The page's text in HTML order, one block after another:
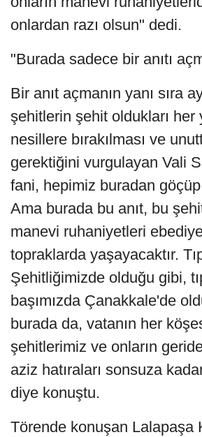
onlardan razı olsun" dedi.
"Burada sadece bir anıtı
Bir anıt açmanın yanı sıra
şehitlerin şehit oldukları her
nesillere bırakılması ve
gerektiğini vurgulayan Vali
fani, hepimiz buradan
Ama burada bu anıt, bu
manevi ruhaniyetleri
topraklarda yaşayacaktır.
Şehitliğimizde olduğu gibi,
başımızda Çanakkale'de
burada da, vatanın her
şehitlerimiz ve onların geride
aziz hatıraları sonsuza
diye konuştu.
Törende konuşan Lalapaşa